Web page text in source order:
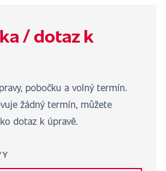
/ dotaz k
pobočku a volný termín.
žádný termín, můžete
dotaz k úpravě.